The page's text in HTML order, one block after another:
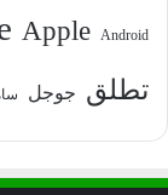
Android
Apple
تطلق جوجل